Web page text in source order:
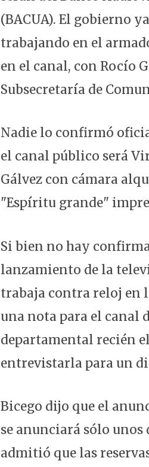
(BACUA). El gobierno
trabajando en el
en el canal, con Rocío
Subsecretaría de
Nadie lo confirmó
el canal público será
Gálvez con cámara
"Espíritu grande"
Si bien no hay
lanzamiento de la
trabaja contra reloj en
una nota para el canal
departamental recién
entrevistarla para un
Bicego dijo que el
se anunciará sólo unos
admitió que las